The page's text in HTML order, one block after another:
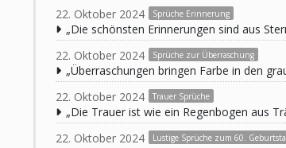
22. Oktober 2024 Sprüche Erinnerung
„Die schönsten Erinnerungen sind aus
22. Oktober 2024
Sprüche zur Überraschung
„Überraschungen bringen Farbe in den
22. Oktober 2024
Trauer Sprüche
„Die Trauer ist wie ein Regenbogen aus
22. Oktober 2024
Lustige Sprüche zum 60.